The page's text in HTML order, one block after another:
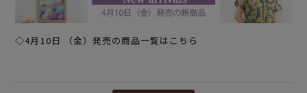
◇4月10日 （金）発売の商品一覧はこちら